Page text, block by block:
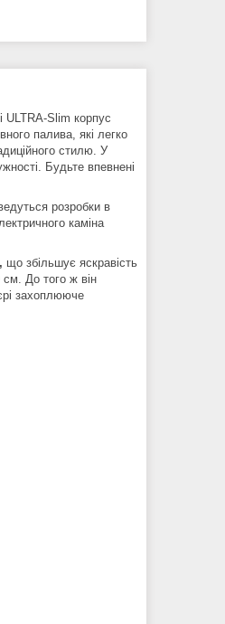
ULTRA-Slim корпус
палива, які легко
стилю. У
Будьте впевнені
розробки в
каміна
що збільшує яскравість
До того ж він
захоплююче